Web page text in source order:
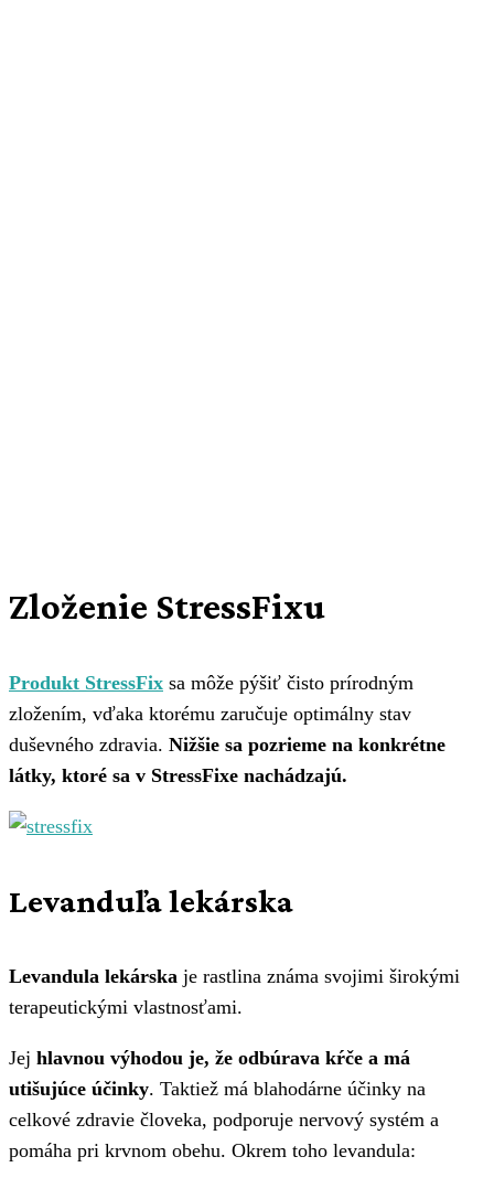
Zloženie StressFixu
Produkt StressFix sa môže pýšiť čisto prírodným
zložením, vďaka ktorému zaručuje optimálny stav
duševného zdravia. Nižšie sa pozrieme na konkrétne
látky, ktoré sa v StressFixe nachádzajú.
Levanduľa lekárska
Levandula lekárska je rastlina známa svojimi širokými
terapeutickými vlastnosťami.
Jej hlavnou výhodou je, že odbúrava kŕče a má
utišujúce účinky. Taktiež má blahodárne účinky na
celkové zdravie človeka, podporuje nervový systém a
pomáha pri krvnom obehu. Okrem toho levandula: